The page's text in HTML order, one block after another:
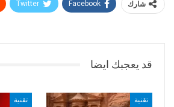
شارك Facebook
Twitter
قد يعجبك ايضا
تقنية تقنية